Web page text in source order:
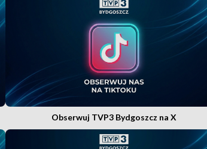
Obserwuj TVP3 Bydgoszcz na X